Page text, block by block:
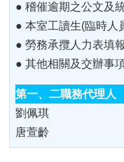
● 稽催逾期之公文及
● 本室工讀生(臨時人
● 勞務承攬人力表填
● 其他相關及交辦事
劉佩琪
唐萱齡